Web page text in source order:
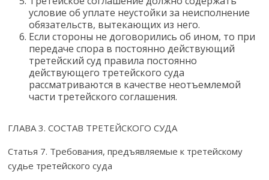
условие об уплате неустойки за неисполнение
обязательств, вытекающих из него.
Если стороны не договорились об ином, то при
передаче спора в постоянно действующий
третейский суд правила постоянно
действующего третейского суда
рассматриваются в качестве неотъемлемой
части третейского соглашения.
ГЛАВА 3. СОСТАВ ТРЕТЕЙСКОГО СУДА
Статья 7. Требования, предъявляемые к третейскому
судье третейского суда